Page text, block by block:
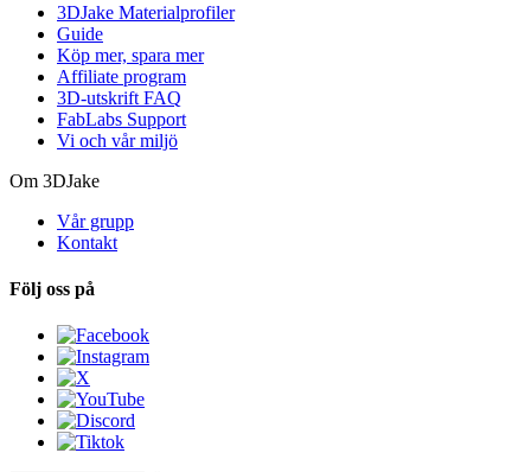
3DJake Materialprofiler
Guide
Köp mer, spara mer
Affiliate program
3D-utskrift FAQ
FabLabs Support
Vi och vår miljö
Om 3DJake
Vår grupp
Kontakt
Följ oss på